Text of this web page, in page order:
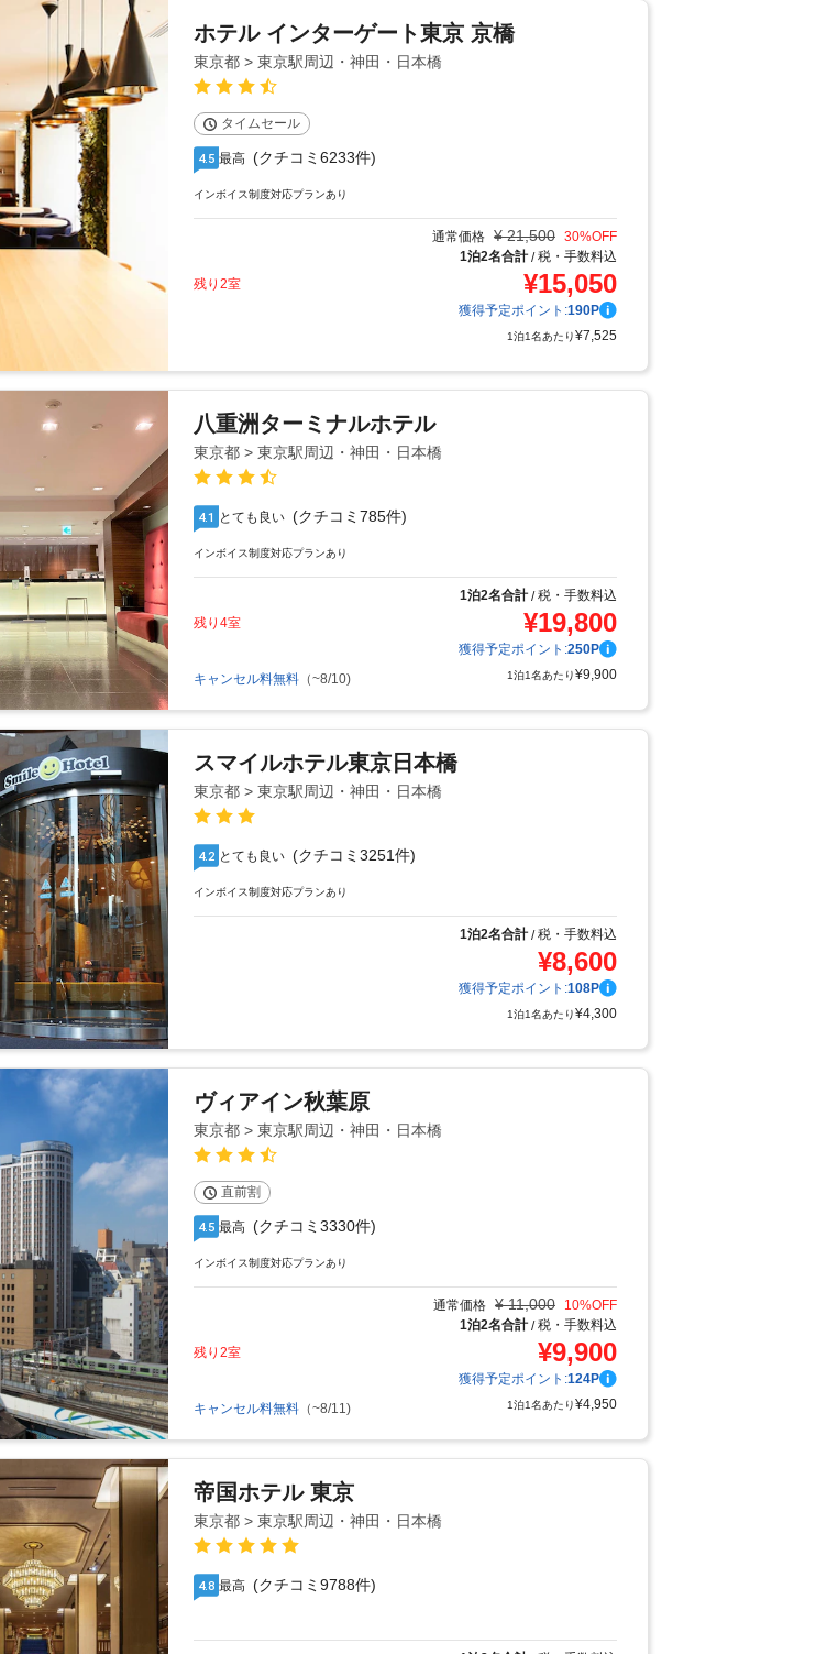
ホテル インターゲート東京 京橋
東京都 > 東京駅周辺・神田・日本橋
タイムセール
4.5 最高 (クチコミ6233件)
インボイス制度対応プランあり
通常価格 ¥ 21,500 30%OFF
1泊2名合計/税・手数料込
残り2室
¥15,050
獲得予定ポイント:190P
1泊1名あたり¥7,525
八重洲ターミナルホテル
東京都 > 東京駅周辺・神田・日本橋
4.1 とても良い (クチコミ785件)
インボイス制度対応プランあり
1泊2名合計/税・手数料込
残り4室
¥19,800
獲得予定ポイント:250P
キャンセル料無料 （~8/10) 1泊1名あたり¥9,900
スマイルホテル東京日本橋
東京都 > 東京駅周辺・神田・日本橋
4.2 とても良い (クチコミ3251件)
インボイス制度対応プランあり
1泊2名合計/税・手数料込
¥8,600
獲得予定ポイント:108P
1泊1名あたり¥4,300
ヴィアイン秋葉原
東京都 > 東京駅周辺・神田・日本橋
直前割
4.5 最高 (クチコミ3330件)
インボイス制度対応プランあり
通常価格 ¥ 11,000 10%OFF
1泊2名合計/税・手数料込
残り2室
¥9,900
獲得予定ポイント:124P
キャンセル料無料 （~8/11) 1泊1名あたり¥4,950
帝国ホテル 東京
東京都 > 東京駅周辺・神田・日本橋
4.8 最高 (クチコミ9788件)